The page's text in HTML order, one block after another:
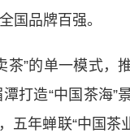
国品牌百强。
的单一模式，推
打造“中国茶海”
五年蝉联“中国茶